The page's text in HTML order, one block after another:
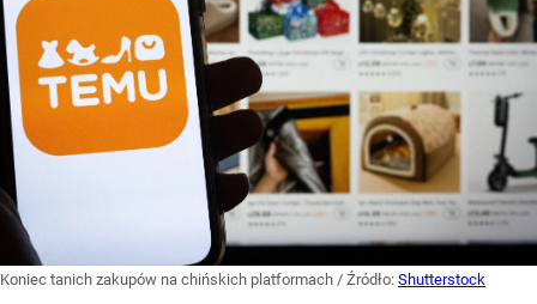
Koniec tanich zakupów na chińskich platformach / Źródło: Shutterstock